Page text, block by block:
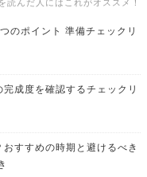
読んだ人にはこれがオススメ！
のポイント 準備チェックリ
成度を確認するチェックリ
すすめの時期と避けるべき